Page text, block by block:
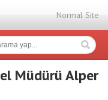
Normal Site
Müdürü Alper